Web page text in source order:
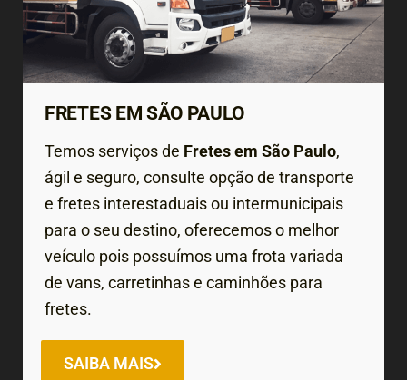
FRETES EM SÃO PAULO
Temos serviços de Fretes em São Paulo,
ágil e seguro, consulte opção de transporte
e fretes interestaduais ou intermunicipais
para o seu destino, oferecemos o melhor
veículo pois possuímos uma frota variada
de vans, carretinhas e caminhões para
fretes.
SAIBA MAIS